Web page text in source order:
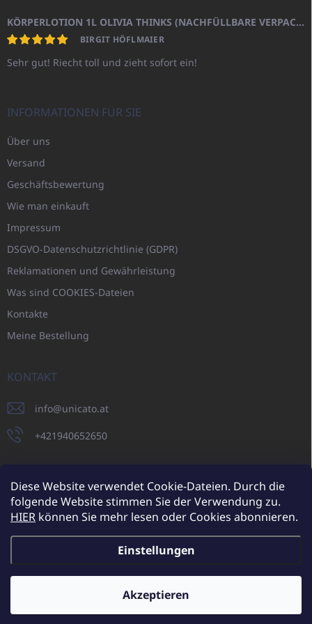
Diese Website verwendet Cookie-Dateien. Durch die
folgende Website stimmen Sie der Verwendung zu.
HIER können Sie mehr lesen oder Cookies abonnieren.
Einstellungen
Akzeptieren
KÖRPERLOTION 1L OLIVIA THINKS (NACHFÜLLBARE VERPACKUNG)
BIRGIT HÖFLMAIER
Sehr gut! Riecht toll und zieht sofort ein!
INFORMATIONEN FÜR SIE
Über uns
Versand
Geschäftsbewertung
Wie man einkauft
Impressum
DSGVO-Datenschutzrichtlinie (GDPR)
Reklamationen und Gewährleistung
Was sind COOKIES-Dateien
Kontakte
Meine Bestellung
KONTAKT
info@unicato.at
+421940652650
UNICATO.sk UNICATOshop.cz UNICATO.at UNICATO.hu
UNICATOshop.pl
UNICATOshop.de
Copyright 2026UNICATO.at. Alle Rechte vorbehalten.Cookie-
Einstellungen ändern
Zusätzliche Rabatte für Großhandelskunden (bei einer